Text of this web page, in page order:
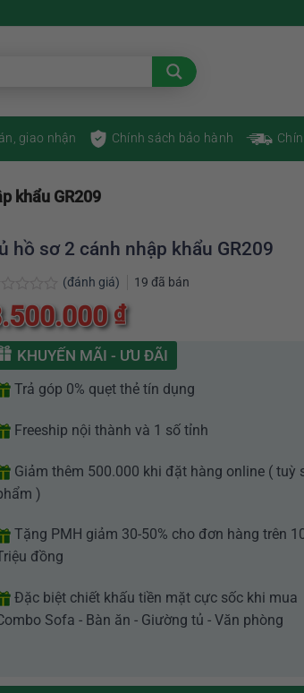
giao nhận Chính sách bảo hành
khẩu GR209
hồ sơ 2 cánh nhập khẩu GR209
(đánh giá) 19 đã bán
₫
KHUYẾN MÃI - ƯU ĐÃI
Trả góp 0% quẹt thẻ tín dụng
Freeship nội thành và 1 số tỉnh
Giảm thêm 500.000 khi đặt hàng online ( tuỳ
)
Tặng PMH giảm 30-50% cho đơn hàng trên
đồng
Đặc biệt chiết khấu tiền mặt cực sốc khi mua
Sofa - Bàn ăn - Giường tủ - Văn phòng